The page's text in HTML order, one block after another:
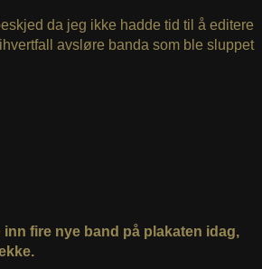
da jeg ikke hadde tid til å editere
avsløre banda som ble sluppet
fire nye band på plakaten idag,